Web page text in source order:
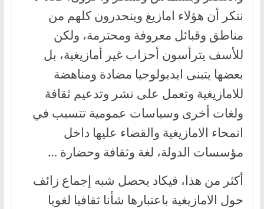
ننكر أن هؤلاء امازيغ وينحدرون كلهم من
مناطق وقبائل معروفة ومحترمة، ولكن
للأسف يترأسون أحزاب غير أمازيغية، بل
بعضها يتبنى ايديولوجيا مضادة ومناهضة
للامازيغية وتعمل على نشر وتدعيم ثقافة
ولغات أخرى وسياسات عمومية تتسبب في
انمحاء الامازيغية والقضاء عليها داخل
مؤسسات الدولة، لغة وثقافة وحضارة …
أكثر من هذا، فيكاد يحصل شبه إجماع زائف
حول الامازيغية باعتبارها شأنا ثقافيا لغويا